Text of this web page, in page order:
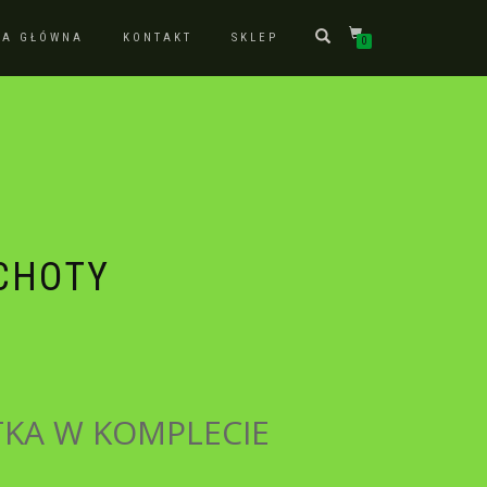
GŁÓWNA KONTAKT SKLEP 0
W KOMPLECIE